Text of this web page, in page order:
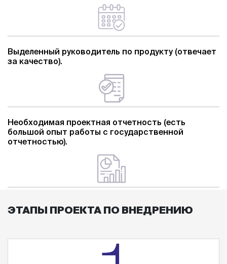
Выделенный руководитель по продукту (отвечает
за качество).
Необходимая проектная отчетность (есть
большой опыт работы с государственной
отчетностью).
ЭТАПЫ ПРОЕКТА ПО ВНЕДРЕНИЮ